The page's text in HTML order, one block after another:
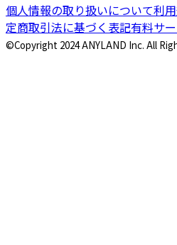
個人情報の取り扱いについて利
定商取引法に基づく表記有料サ
©Copyright 2024 ANYLAND Inc. All